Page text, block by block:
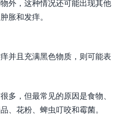
外，这种情况还可能出现其他
胀和发痒。
并且充满黑色物质，则可能表
多，但最常见的原因是食物、
、花粉、蜱虫叮咬和霉菌。